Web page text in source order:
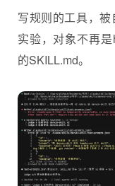
写规则的工具，
实验，对象不再
的SKILL.md。